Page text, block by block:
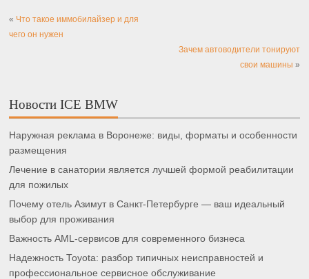
« Что такое иммобилайзер и для
чего он нужен
Зачем автоводители тонируют
свои машины »
Новости ICE BMW
Наружная реклама в Воронеже: виды, форматы и особенности
размещения
Лечение в санатории является лучшей формой реабилитации
для пожилых
Почему отель Азимут в Санкт-Петербурге — ваш идеальный
выбор для проживания
Важность AML-сервисов для современного бизнеса
Надежность Toyota: разбор типичных неисправностей и
профессиональное сервисное обслуживание